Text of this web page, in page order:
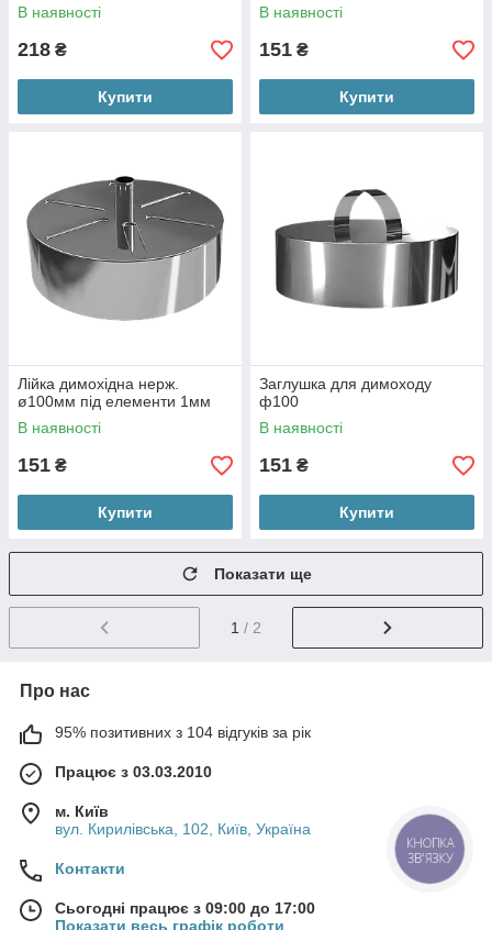
В наявності
218 ₴
Купити
В наявності
151 ₴
Купити
Лійка димохідна нерж.
ø100мм під елементи 1мм
В наявності
151 ₴
Купити
Заглушка для димоходу
ф100
В наявності
151 ₴
Купити
Показати ще
1 / 2
Про нас
95% позитивних з 104 відгуків за рік
Працює з 03.03.2010
м. Київ
вул. Кирилівська, 102, Київ, Україна
Контакти
Сьогодні працює з 09:00 до 17:00
Показати весь графік роботи
КНОПКА
ЗВ'ЯЗКУ